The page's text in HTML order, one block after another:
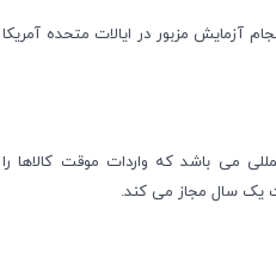
آزمایش مزبور در ایالات متحده آمریکا
می باشد که واردات موقت کالا‌ها را
سال مجاز می کند.